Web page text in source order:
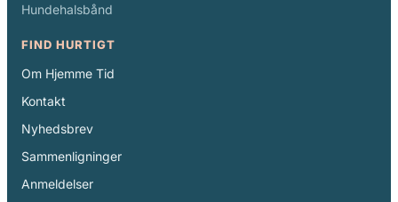
Hundehalsbånd
FIND HURTIGT
Om Hjemme Tid
Kontakt
Nyhedsbrev
Sammenligninger
Anmeldelser